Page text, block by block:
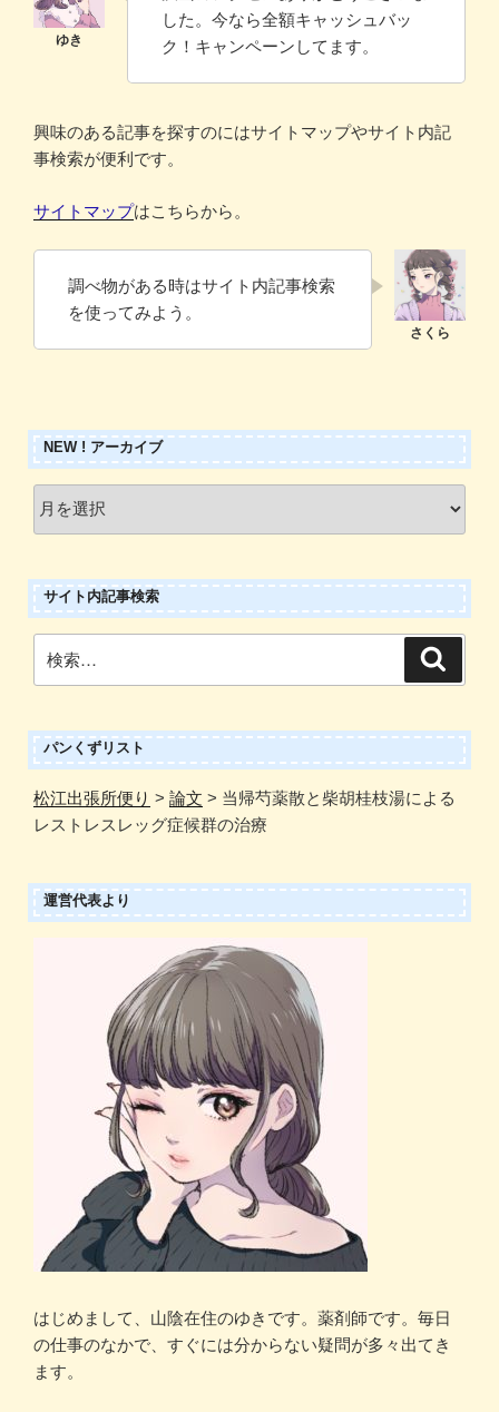
した。今なら全額キャッシュバッ
ク！キャンペーンしてます。
興味のある記事を探すのにはサイトマップやサイト内記
事検索が便利です。
サイトマップはこちらから。
調べ物がある時はサイト内記事検索
を使ってみよう。
NEW ! アーカイブ
ー
カ
イ
ブ
サイト内記事検索
索:
パンくずリスト
松江出張所便り > 論文 > 当帰芍薬散と柴胡桂枝湯による
レストレスレッグ症候群の治療
運営代表より
はじめまして、山陰在住のゆきです。薬剤師です。毎日
の仕事のなかで、すぐには分からない疑問が多々出てき
ます。